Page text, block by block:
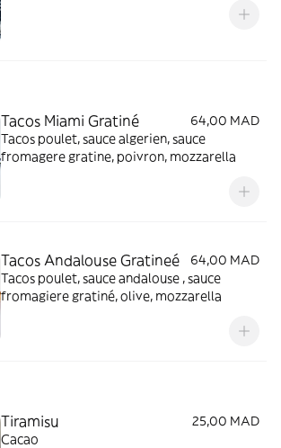
Tacos Miami Gratiné
64,00 MAD
Tacos poulet, sauce algerien, sauce
fromagere gratine, poivron, mozzarella
Tacos Andalouse Gratineé
64,00 MAD
Tacos poulet, sauce andalouse , sauce
fromagiere gratiné, olive, mozzarella
Tiramisu
25,00 MAD
Cacao